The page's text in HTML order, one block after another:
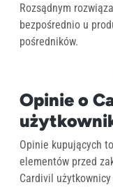
Rozsądnym
bezpośrednio u
pośredników.
Opinie o
Opinie kupujących
elementów przed
Cardivil